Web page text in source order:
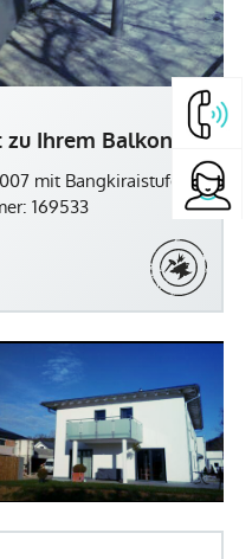
Ihrem Balkon
mit Bangkiraistufen
169533